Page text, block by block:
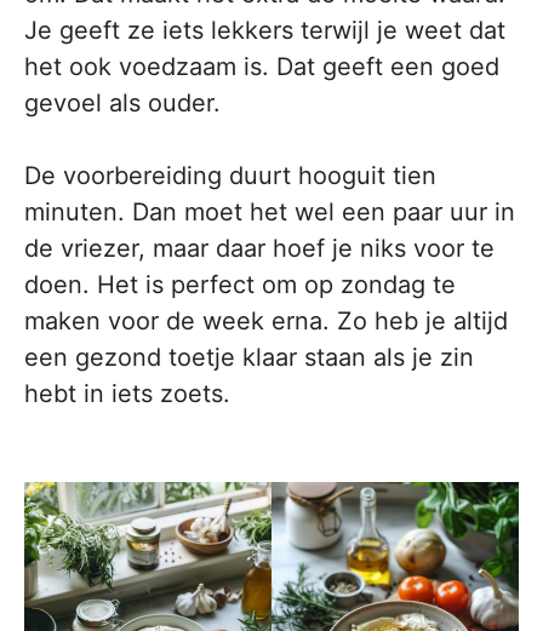
Je geeft ze iets lekkers terwijl je weet dat
het ook voedzaam is. Dat geeft een goed
gevoel als ouder.
De voorbereiding duurt hooguit tien
minuten. Dan moet het wel een paar uur in
de vriezer, maar daar hoef je niks voor te
doen. Het is perfect om op zondag te
maken voor de week erna. Zo heb je altijd
een gezond toetje klaar staan als je zin
hebt in iets zoets.